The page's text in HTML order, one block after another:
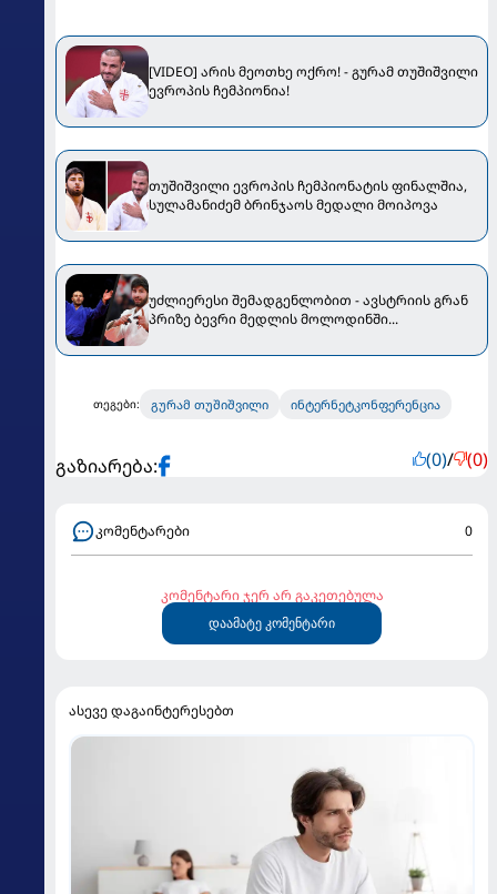
[VIDEO] არის მეოთხე ოქრო! - გურამ თუშიშვილი
ევროპის ჩემპიონია!
თუშიშვილი ევროპის ჩემპიონატის ფინალშია,
სულამანიძემ ბრინჯაოს მედალი მოიპოვა
უძლიერესი შემადგენლობით - ავსტრიის გრან
პრიზე ბევრი მედლის მოლოდინში...
თეგები: გურამ თუშიშვილი ინტერნეტკონფერენცია
გაზიარება: (0)/ (0)
კომენტარები 0
კომენტარი ჯერ არ გაკეთებულა
დაამატე კომენტარი
ასევე დაგაინტერესებთ